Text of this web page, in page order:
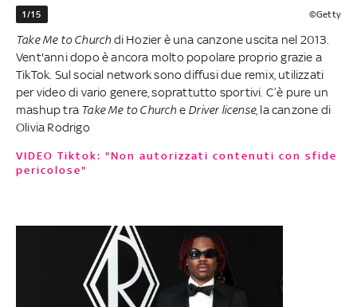
1/15 ©Getty
Take Me to Churchdi Hozier è una canzone uscita nel 2013.
Vent'anni dopo è ancora molto popolare proprio grazie a
TikTok. Sul social network sono diffusi due remix, utilizzati
per video di vario genere, soprattutto sportivi. C’è pure un
mashup tra Take Me to Churche Driver license, la canzone di
Olivia Rodrigo
VIDEO Tiktok: "Non autorizzati contenuti con sfide
pericolose"